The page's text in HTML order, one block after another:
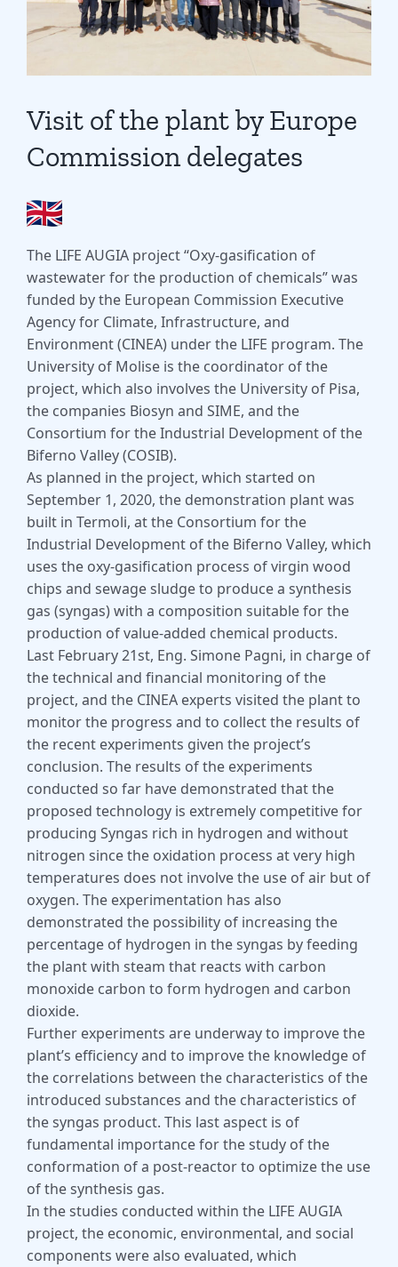
Visit of the plant by Europe
Commission delegates
The LIFE AUGIA project “Oxy-gasification of
wastewater for the production of chemicals” was
funded by the European Commission Executive
Agency for Climate, Infrastructure, and
Environment (CINEA) under the LIFE program. The
University of Molise is the coordinator of the
project, which also involves the University of Pisa,
the companies Biosyn and SIME, and the
Consortium for the Industrial Development of the
Biferno Valley (COSIB).
As planned in the project, which started on
September 1, 2020, the demonstration plant was
built in Termoli, at the Consortium for the
Industrial Development of the Biferno Valley, which
uses the oxy-gasification process of virgin wood
chips and sewage sludge to produce a synthesis
gas (syngas) with a composition suitable for the
production of value-added chemical products.
Last February 21st, Eng. Simone Pagni, in charge of
the technical and financial monitoring of the
project, and the CINEA experts visited the plant to
monitor the progress and to collect the results of
the recent experiments given the project’s
conclusion. The results of the experiments
conducted so far have demonstrated that the
proposed technology is extremely competitive for
producing Syngas rich in hydrogen and without
nitrogen since the oxidation process at very high
temperatures does not involve the use of air but of
oxygen. The experimentation has also
demonstrated the possibility of increasing the
percentage of hydrogen in the syngas by feeding
the plant with steam that reacts with carbon
monoxide carbon to form hydrogen and carbon
dioxide.
Further experiments are underway to improve the
plant’s efficiency and to improve the knowledge of
the correlations between the characteristics of the
introduced substances and the characteristics of
the syngas product. This last aspect is of
fundamental importance for the study of the
conformation of a post-reactor to optimize the use
of the synthesis gas.
In the studies conducted within the LIFE AUGIA
project, the economic, environmental, and social
components were also evaluated, which